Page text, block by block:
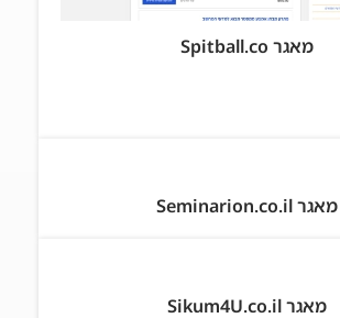
מאגר Spitball.co
מאגר Seminarion.co.il
מאגר Sikum4U.co.il